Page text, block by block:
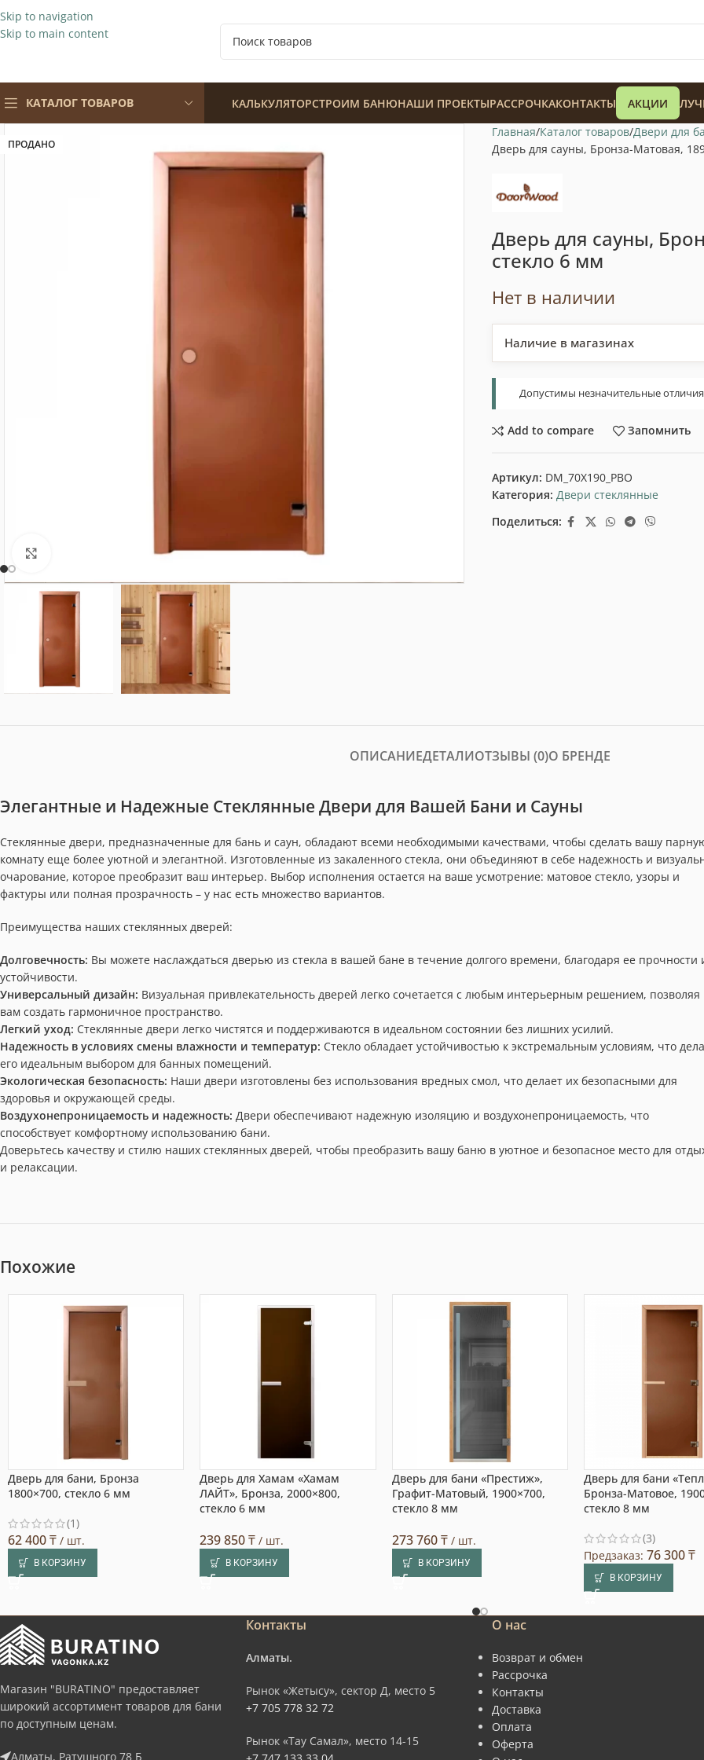
Skip to navigation
Skip to main content
КАТАЛОГ ТОВАРОВ
128 900₸
КАЛЬКУЛЯТОРСТРОИМ БАНЮНАШИ ПРОЕКТЫРАССРОЧКАКОНТАКТЫ АКЦИИ
ПРОДАНО
Нажмите, чтобы увеличить
Главная Каталог товаров Двери для
Дверь для сауны, Бронза-Матовая,
Дверь для сауны,
стекло 6 мм
Нет в наличии
Наличие в магазинах
Допустимы незначительные
Add to compare Запомнить
Артикул: DM_70X190_PBO
Категория: Двери стеклянные
Поделиться:
ОПИСАНИЕДЕТАЛИОТЗЫВЫ (0)О БРЕНДЕ
Элегантные и Надежные Стеклянные Двери для Вашей Бани и Сауны
Стеклянные двери, предназначенные для бань и саун, обладают всеми необходимыми качествами, чтобы сделать вашу
комнату еще более уютной и элегантной. Изготовленные из закаленного стекла, они объединяют в себе надежность и
очарование, которое преобразит ваш интерьер. Выбор исполнения остается на ваше усмотрение: матовое стекло, узоры и
фактуры или полная прозрачность – у нас есть множество вариантов.
Преимущества наших стеклянных дверей:
Долговечность: Вы можете наслаждаться дверью из стекла в вашей бане в течение долгого времени, благодаря ее прочности
устойчивости.
Универсальный дизайн: Визуальная привлекательность дверей легко сочетается с любым интерьерным решением, позволяя
вам создать гармоничное пространство.
Легкий уход: Стеклянные двери легко чистятся и поддерживаются в идеальном состоянии без лишних усилий.
Надежность в условиях смены влажности и температур: Стекло обладает устойчивостью к экстремальным условиям, что
его идеальным выбором для банных помещений.
Экологическая безопасность: Наши двери изготовлены без использования вредных смол, что делает их безопасными для
здоровья и окружающей среды.
Воздухонепроницаемость и надежность: Двери обеспечивают надежную изоляцию и воздухонепроницаемость, что
способствует комфортному использованию бани.
Доверьтесь качеству и стилю наших стеклянных дверей, чтобы преобразить вашу баню в уютное и безопасное место для
и релаксации.
Похожие
Дверь для бани, Бронза
1800×700, стекло 6 мм
(1)
62 400₸ / шт.
В КОРЗИНУ
Дверь для Хамам «Хамам
ЛАЙТ», Бронза, 2000×800,
стекло 6 мм
239 850₸ / шт.
В КОРЗИНУ
Дверь для бани «Престиж»,
Графит-Матовый, 1900×700,
стекло 8 мм
273 760₸/ шт.
В КОРЗИНУ
Дверь для бани
Бронза-Матовое,
стекло 8 мм
(3)
Предзаказ:76 300₸
В КОРЗИНУ
Магазин "BURATINO" предоставляет
широкий ассортимент товаров для бани
по доступным ценам.
Алматы, Ратушного 78 Б
Контакты
Алматы.
Рынок «Жетысу», сектор Д, место 5
+7 705 778 32 72
Рынок «Тау Самал», место 14-15
О нас
Возврат и обмен
Рассрочка
Контакты
Доставка
Оплата
Оферта